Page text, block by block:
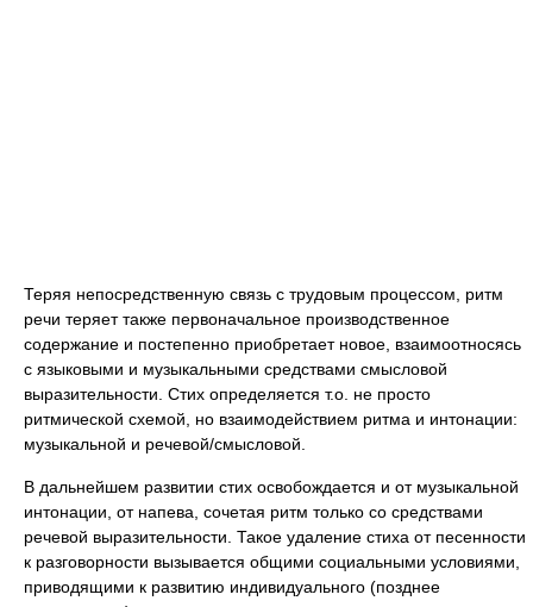
Теряя непосредственную связь с трудовым процессом, ритм
речи теряет также первоначальное производственное
содержание и постепенно приобретает новое, взаимоотносясь
с языковыми и музыкальными средствами смысловой
выразительности. Стих определяется т.о. не просто
ритмической схемой, но взаимодействием ритма и интонации:
музыкальной и речевой/смысловой.
В дальнейшем развитии стих освобождается и от музыкальной
интонации, от напева, сочетая ритм только со средствами
речевой выразительности. Такое удаление стиха от песенности
к разговорности вызывается общими социальными условиями,
приводящими к развитию индивидуального (позднее